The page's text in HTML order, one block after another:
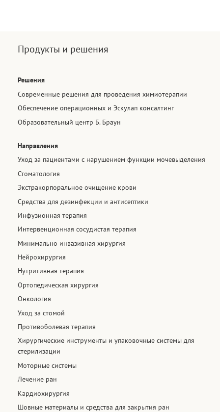
Продукты и решения
Решения
Современные решения для проведения химиотерапии​
Обеспечение операционных и Эскулап консалтинг
Образовательный центр Б. Браун
Направления
Уход за пациентами с нарушением функции мочевыделения​
Стоматология
Экстракорпоральное очищение крови
Средства для дезинфекции и антисептики​
Инфузионная терапия
Интервенционная сосудистая терапия​
Минимально инвазивная хирургия​
Нейрохирургия
Нутритивная терапия​
Ортопедическая хирургия
Онкология
Уход за стомой
Противоболевая терапия
Хирургические инструменты и упаковочные системы для
стерилизации
Моторные системы
Лечение ран
Кардиохирургия
Шовные материалы и средства для закрытия ран​